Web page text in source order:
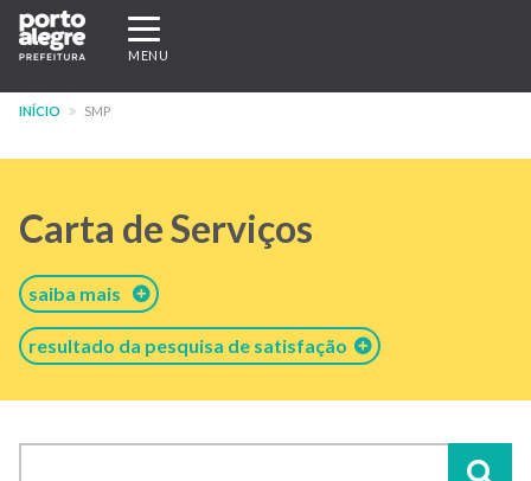
Pular
para
conteúdo
Expandir/recolher
navegação
MENU
INÍCIO SMP
Carta de Serviços
saiba mais
resultado da pesquisa de satisfação